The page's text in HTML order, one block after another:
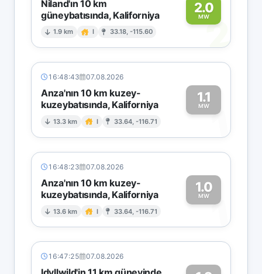
Niland'ın 10 km
güneybatısında, Kaliforniya
1.9 km I 33.18, -115.60
2.0
MW2
16:48:43 07.08.2026
Anza'nın 10 km kuzey-
kuzeybatısında, Kaliforniya
13.3 km I 33.64, -116.71
1.1
MW1
16:48:23 07.08.2026
Anza'nın 10 km kuzey-
kuzeybatısında, Kaliforniya
13.6 km I 33.64, -116.71
1.0
MW1
16:47:25 07.08.2026